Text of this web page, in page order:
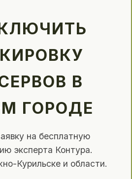
В
ГОРОДЕ
на бесплатную
эксперта Контура.
Курильске и области.